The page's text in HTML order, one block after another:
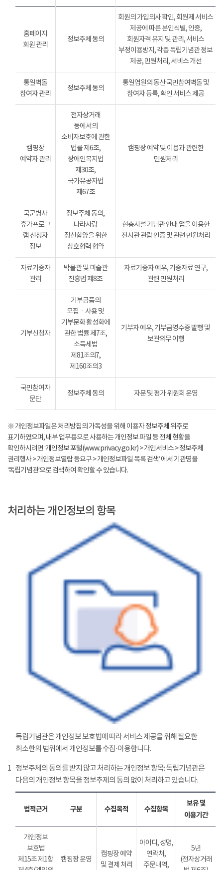
홈페이지
회원 관리
정보주체 동의
회원의 가입의사 확인, 회원제 서비스
제공에 따른 본인식별, 인증,
회원자격 유지 및 관리, 서비스
부정이용방지, 각종 독립기념관 정보
제공, 민원처리, 서비스 개선
통일벽돌
참여자 관리
정보주체 동의
통일염원의 동산 국민참여벽돌 및
참여자 등록, 확인 서비스 제공
캠핑장
예약자 관리
전자상거래
등에서의
소비자보호에 관한
법률 제6조,
장애인복지법
제30조,
국가유공자법
제67조
캠핑장 예약 및 이용과 관련한
민원처리
국군병사
휴가프로그
램 신청자
정보
정보주체 동의,
나라사랑
정신함양을 위한
상호협력 협약
현충시설 기념관 안내 앱을 이용한
전시관 관람 인증 및 관련 민원처리
자료기증자
관리
박물관 및 미술관
진흥법 제8조
자료기증자 예우, 기증자료 연구,
관련 민원처리
기부신청자
기부금품의
모집ㆍ사용 및
기부문화 활성화에
관한 법률 제7조,
소득세법
제81조의7,
제160조의3
기부자 예우, 기부금영수증 발행 및
보관의무 이행
국민참여자
문단
정보주체 동의 자문 및 평가 위원회 운영
※ 개인정보파일은 처리방침의 가독성을 위해 이용자 정보주체 위주로
표기하였으며, 내부 업무용으로 사용하는 개인정보 파일 등 전체 현황을
확인하시려면 ‘개인정보 포털(www.privacy.go.kr) > 개인서비스 > 정보주체
권리행사 > 개인정보열람 등요구 > 개인정보파일 목록 검색’ 에서 기관명을
‘독립기념관’으로 검색하여 확인할 수 있습니다.
처리하는 개인정보의 항목
독립기념관은 개인정보 보호법에 따라 서비스 제공을 위해 필요한
최소한의 범위에서 개인정보를 수집·이용합니다.
1 정보주체의 동의를 받지 않고 처리하는 개인정보 항목: 독립기념관은
다음의 개인정보 항목을 정보추제의 동의 없이 처리하고 있습니다.
법적근거 구분 수집목적 수집항목
보유 및
이용기간
개인정보
보호법
제15조 제1항
캠핑장 운영
캠핑장 예약
및 결제 처리
아이디, 성명,
연락처,
주문내역,
5년
(전자상거래